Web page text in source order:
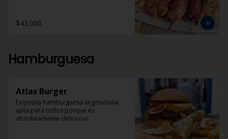
$43.000
Hamburguesa
Atlas Burger
Exquisita hamburguesa vegetariana
apta para todos porque es
absolutamente deliciosa!